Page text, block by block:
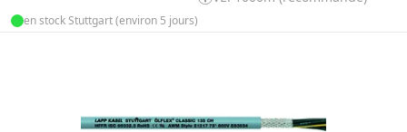
en stock Stuttgart (environ 5 jours)